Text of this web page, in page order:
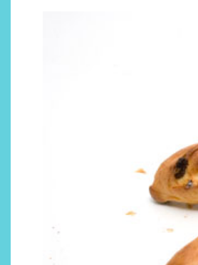
¿Qué
de Alexia
sobre la
objeto-